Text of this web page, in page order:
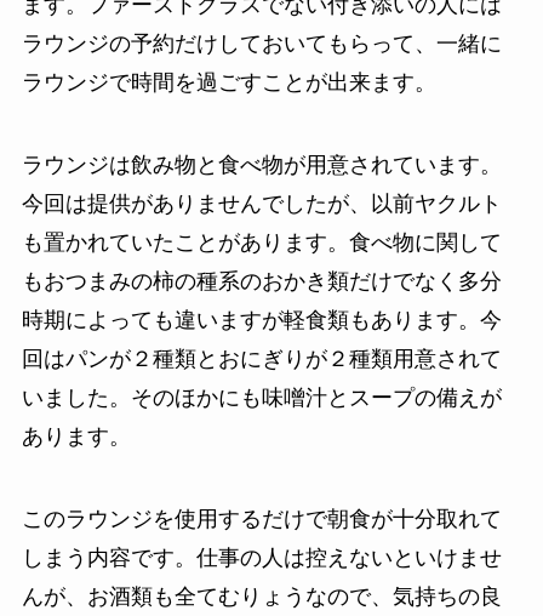
ます。ファーストクラスでない付き添いの人には
ラウンジの予約だけしておいてもらって、一緒に
ラウンジで時間を過ごすことが出来ます。
ラウンジは飲み物と食べ物が用意されています。
今回は提供がありませんでしたが、以前ヤクルト
も置かれていたことがあります。食べ物に関して
もおつまみの柿の種系のおかき類だけでなく多分
時期によっても違いますが軽食類もあります。今
回はパンが２種類とおにぎりが２種類用意されて
いました。そのほかにも味噌汁とスープの備えが
あります。
このラウンジを使用するだけで朝食が十分取れて
しまう内容です。仕事の人は控えないといけませ
んが、お酒類も全てむりょうなので、気持ちの良